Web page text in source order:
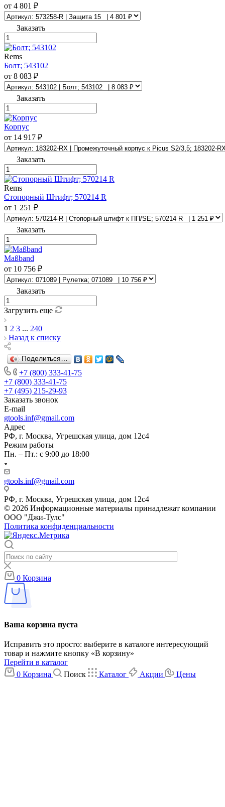
от 4 801 ₽
Заказать
Rems
Болт; 543102
от 8 083 ₽
Заказать
Корпус
от 14 917 ₽
Заказать
Rems
Стопорный Штифт; 570214 R
от 1 251 ₽
Заказать
Maßband
от 10 756 ₽
Заказать
Загрузить еще
1 2 3 ... 240
Назад к списку
Поделиться…
+7 (800) 333-41-75
+7 (800) 333-41-75
+7 (495) 215-29-93
Заказать звонок
E-mail
gtools.inf@gmail.com
Адрес
РФ, г. Москва, Угрешская улица, дом 12с4
Режим работы
Пн. – Пт.: с 9:00 до 18:00
gtools.inf@gmail.com
РФ, г. Москва, Угрешская улица, дом 12с4
© 2026 Информационные материалы принадлежат компании
ООО "Джи-Тулс"
Политика конфиденциальности
0 Корзина
Ваша корзина пуста
Исправить это просто: выберите в каталоге интересующий
товар и нажмите кнопку «В корзину»
Перейти в каталог
0 Корзина Поиск Каталог Акции Цены